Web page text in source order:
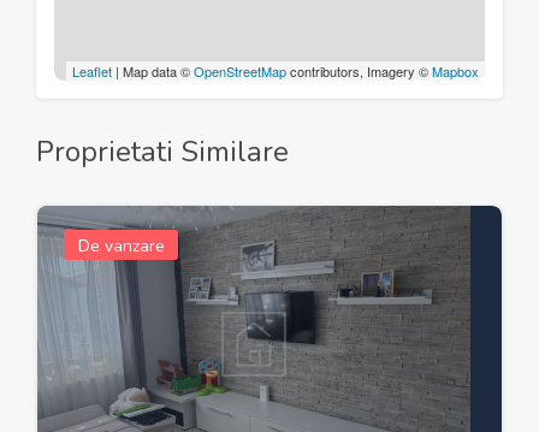
Leaflet | Map data ©OpenStreetMapcontributors, Imagery ©Mapbox
Proprietati Similare
De vanzare